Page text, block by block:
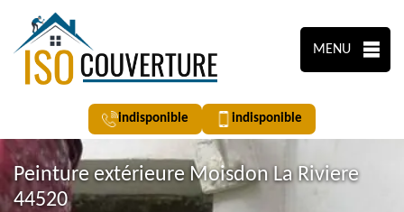
MENU
indisponible indisponible
Peinture extérieure Moisdon La Riviere
44520